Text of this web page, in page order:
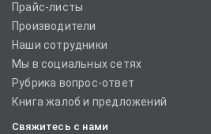
Прайс-листы
Производители
Наши сотрудники
Мы в социальных сетях
Рубрика вопрос-ответ
Книга жалоб и предложений
Свяжитесь с нами